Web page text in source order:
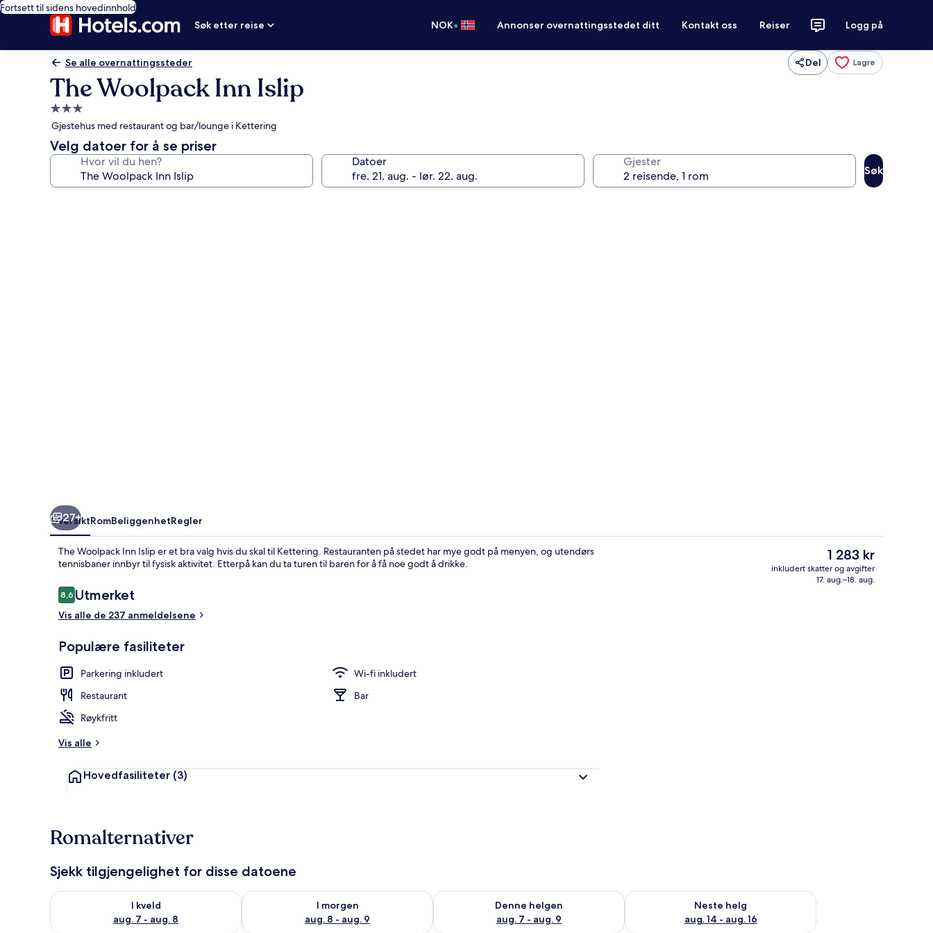
Fortsett til sidens hovedinnhold
Søk etter reise
NOK• Annonser overnattingsstedet ditt Kontakt oss Reiser Logg på
Se alle overnattingssteder Del Lagre
The Woolpack Inn Islip
Overnattingssted
med
3.0
stjerner
Gjestehus med restaurant og bar/lounge i Kettering
Velg datoer for å se priser
Hvor vil du hen? Datoer Gjester
Søk
Dobbeltrom, eget bad
27+
OversiktRomBeliggenhetRegler
The Woolpack Inn Islip er et bra valg hvis du skal til Kettering. Restauranten på stedet har mye godt på menyen, og utendørs
tennisbaner innbyr til fysisk aktivitet. Etterpå kan du ta turen til baren for å få noe godt å drikke.
Anmeldelser
8,68,6 av 10 –
Utmerket
Vis alle de 237 anmeldelsene
Populære fasiliteter
Parkering inkludert
Wi-fi inkludert
Restaurant
Bar
Røykfritt
Vis alle
Hovedfasiliteter (3)
Den
nåværende
prisen
1 283 kr
inkludert skatter og avgifter
17. aug.–18. aug.
Romalternativer
Sjekk tilgjengelighet for disse datoene
I kveld
aug. 7 - aug. 8
Sjekk tilgjengelighet for i kveld, aug. 7 - aug. 8
I morgen
aug. 8 - aug. 9
Sjekk tilgjengelighet for i morgen, aug. 8 - aug. 9
Denne helgen
aug. 7 - aug. 9
Sjekk tilgjengelighet for denne helgen, aug. 7 - aug. 9
Neste helg
aug. 14 - aug. 16
Sjekk tilgjengelighet for neste helg, aug. 14 - aug. 16